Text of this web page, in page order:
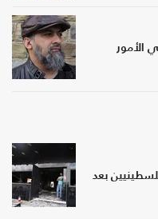
الأمور
بعد